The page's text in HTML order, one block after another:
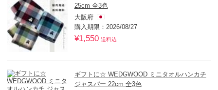
25cm 全3色
大阪府
購入期限：2026/08/27
¥1,550 送料込
ギフトに☆ WEDGWOOD ミニタオルハンカチ
ジャスパー 22cm 全3色